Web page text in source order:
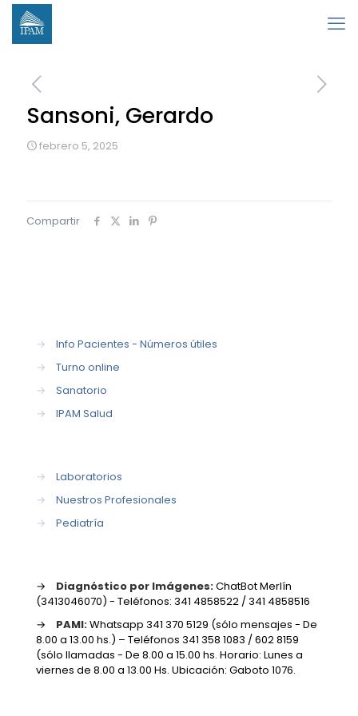
Sansoni, Gerardo
febrero 5, 2025
Compartir
→
Info Pacientes - Números útiles
→
Turno online
→
Sanatorio
→
IPAM Salud
→
Laboratorios
→
Nuestros Profesionales
→
Pediatría
→ Diagnóstico por Imágenes:ChatBot Merlín
(3413046070) - Teléfonos: 341 4858522 / 341 4858516
→
PAMI:Whatsapp 341 370 5129 (sólo mensajes - De
8.00 a 13.00 hs.) – Teléfonos 341 358 1083 / 602 8159
(sólo llamadas - De 8.00 a 15.00 hs. Horario: Lunes a
viernes de 8.00 a 13.00 Hs. Ubicación: Gaboto 1076.